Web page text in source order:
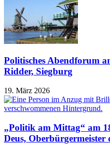
Politisches Abendforum
Ridder, Siegburg
19. März 2026
„Politik am Mittag“ am
Deus, Oberbürgermeister